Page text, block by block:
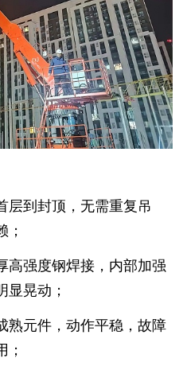
层到封顶，无需重复吊
；
高强度钢焊接，内部加强
显晃动；
熟元件，动作平稳，故障
；